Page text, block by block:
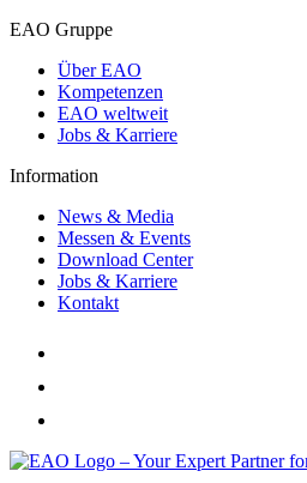
EAO Gruppe
Über EAO
Kompetenzen
EAO weltweit
Jobs & Karriere
Information
News & Media
Messen & Events
Download Center
Jobs & Karriere
Kontakt